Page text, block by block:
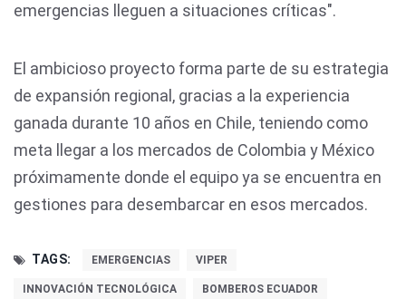
emergencias lleguen a situaciones críticas".
El ambicioso proyecto forma parte de su estrategia
de expansión regional, gracias a la experiencia
ganada durante 10 años en Chile, teniendo como
meta llegar a los mercados de Colombia y México
próximamente donde el equipo ya se encuentra en
gestiones para desembarcar en esos mercados.
TAGS: EMERGENCIAS VIPER
INNOVACIÓN TECNOLÓGICA BOMBEROS ECUADOR